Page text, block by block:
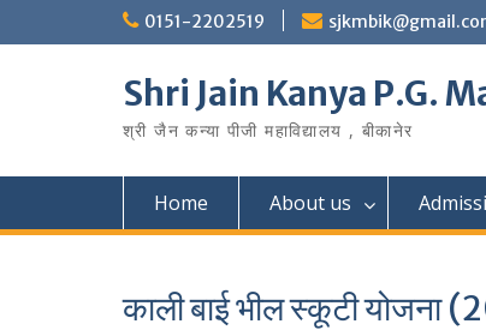
0151-2202519
Shri Jain Kanya P.G.
श्री जैन कन्या पीजी महाविद्यालय , बीकानेर
Home About us
काली बाई भील स्कूटी योजना